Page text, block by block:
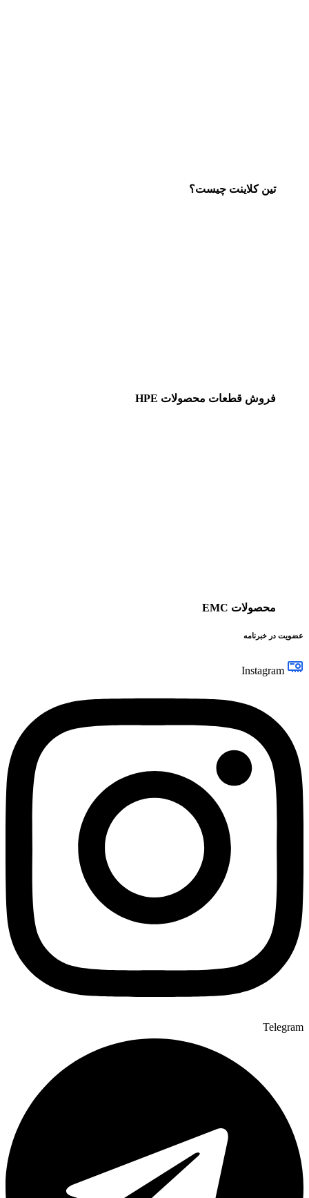
تین کلاینت چیست؟
فروش قطعات محصولات HPE
محصولات EMC
عضویت در خبرنامه
Instagram
Telegram